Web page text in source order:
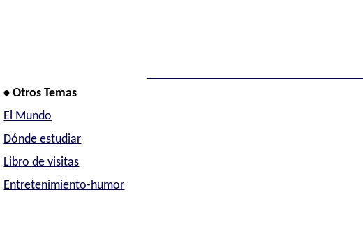
• Otros Temas
El Mundo
Dónde estudiar
Libro de visitas
Entretenimiento-humor